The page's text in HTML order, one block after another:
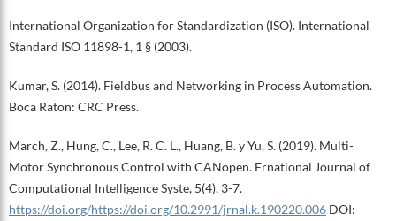
International Organization for Standardization (ISO). International
Standard ISO 11898-1, 1 § (2003).
Kumar, S. (2014). Fieldbus and Networking in Process Automation.
Boca Raton: CRC Press.
March, Z., Hung, C., Lee, R. C. L., Huang, B. y Yu, S. (2019). Multi-
Motor Synchronous Control with CANopen. Ernational Journal of
Computational Intelligence Syste, 5(4), 3-7.
https://doi.org/https://doi.org/10.2991/jrnal.k.190220.006DOI: